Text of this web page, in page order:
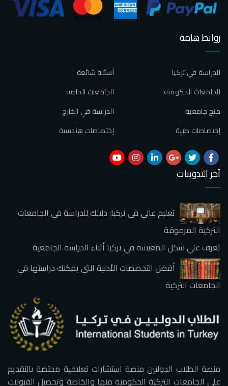
روابط هامة
أسئلة شائعة
الدراسة في تركيا
الجامعات الخاصة
الجامعات الحكومية
الدراسة في الخارج
منح جامعية
إختصاصات هندسية
إختصاصات طبية
آخر التدوينات
تعليم عالي في تركيا: دليلك للدراسة في الجامعات
التركية المرموقة
تعرف علي شكل المعيشة في تركيا أثناء الدراسة الجامعية
أفضل التخصصات الأدبية التي يمكنك دراستها في
الجامعات التركية
منصة الطلاب الدوليين منصة استشارات تعليمية مختصة بالتقديم
على الجامعات التركية الحكومية منها والخاصة وتحصيل القبولات